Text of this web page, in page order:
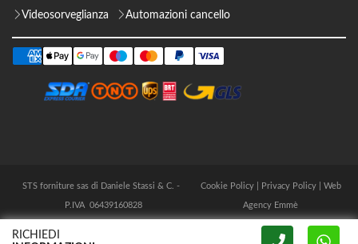
Videosorveglianza
Automazioni cancello
STS forniture sas di Daniele Stassi & C. -
P.IVA 06439160828
Cookie Policy| Privacy Policy| Web
Agency Emmè
RICHIEDI